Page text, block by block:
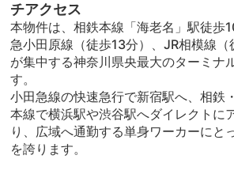
チアクセス
本物件は、相鉄本線「海老名」駅徒歩
急小田原線（徒歩13分）、JR相模線
が集中する神奈川県央最大のターミナ
す。
小田急線の快速急行で新宿駅へ、相鉄
本線で横浜駅や渋谷駅へダイレクトに
り、広域へ通勤する単身ワーカーにと
を誇ります。